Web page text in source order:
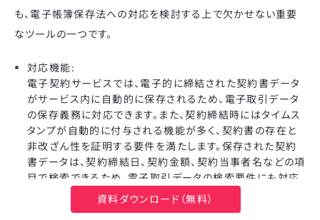
も、電子帳簿保存法への対応を検討する上で欠かせない重要
なツールの一つです。
対応機能:
電子契約サービスでは、電子的に締結された契約書データ
がサービス内に自動的に保存されるため、電子取引データ
の保存義務に対応できます。また、契約締結時にはタイムス
タンプが自動的に付与される機能が多く、契約書の存在と
非改ざん性を証明する要件を満たします。保存された契約
書データは、契約締結日、契約金額、契約当事者名などの項
目で検索できるため、電子取引データの検索要件にも対応
可能です。さらに、会計ソフトや文書管理システムなど、他の
業務システムと連携できるサービスも存在します。
資料ダウンロード（無料）